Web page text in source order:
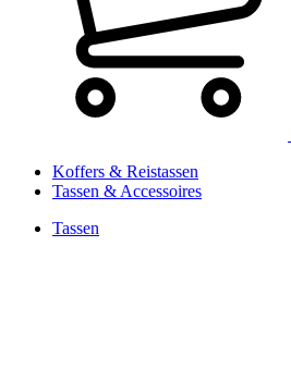
Koffers & Reistassen
Tassen & Accessoires
Tassen